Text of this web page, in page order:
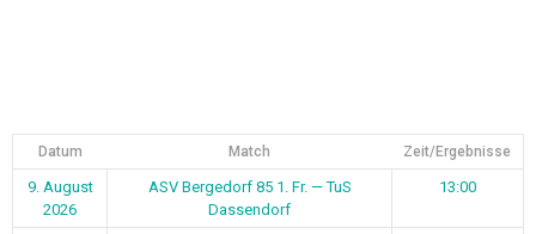
Datum Match Zeit/Ergebnisse
9. August
2026
ASV Bergedorf 85 1. Fr. — TuS
Dassendorf
13:00